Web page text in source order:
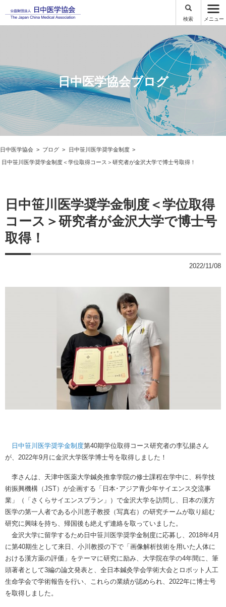
検索 メニュー
日中医学協会ブログ
日中医学協会 ブログ 日中笹川医学奨学金制度
日中笹川医学奨学金制度＜学位取得コース＞研究者が金沢大学で博士号取得！
日中笹川医学奨学金制度＜学位取得
コース＞研究者が金沢大学で博士号
取得！
2022/11/08
日中笹川医学奨学金制度第40期学位取得コース研究者の李弘揚さん
が、2022年9月に金沢大学医学博士号を取得しました！
李さんは、天津中医薬大学鍼灸推拿学院の修士課程在学中に、科学技
術振興機構（JST）が企画する「日本･アジア青少年サイエンス交流事
業」（「さくらサイエンスプラン」）で金沢大学を訪問し、日本の漢方
医学の第一人者である小川恵子教授（写真右）の研究チームが取り組む
研究に興味を持ち、帰国後も絶えず連絡を取っていました。
金沢大学に留学するため日中笹川医学奨学金制度に応募し、2018年4月
に第40期生として来日、小川教授の下で「画像解析技術を用いた人体に
おける漢方薬の評価」をテーマに研究に励み、大学院在学の4年間に、筆
頭著者として3編の論文発表と、全日本鍼灸学会学術大会とロボット人工
生命学会で学術報告を行い、これらの業績が認められ、2022年に博士号
を取得しました。